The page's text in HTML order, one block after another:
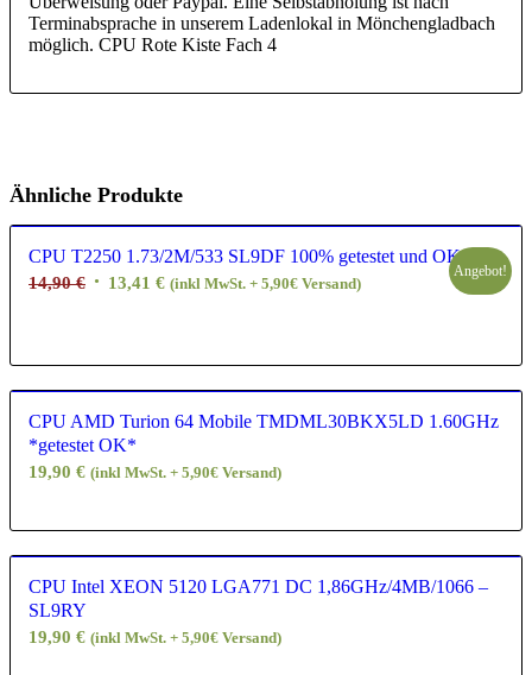
Terminabsprache in unserem Ladenlokal in Mönchengladbach
möglich. CPU Rote Kiste Fach 4
Ähnliche Produkte
CPU T2250 1.73/2M/533 SL9DF 100% getestet und OK
14,90€ Ursprünglicher
14,90 €
13,41 €Aktueller
13,41 €.
(inkl MwSt. + 5,90€ Versand)
Angebot!
CPU AMD Turion 64 Mobile TMDML30BKX5LD 1.60GHz
*getestet OK*
19,90 € (inkl MwSt. + 5,90€ Versand)
CPU Intel XEON 5120 LGA771 DC 1,86GHz/4MB/1066 –
SL9RY
19,90 € (inkl MwSt. + 5,90€ Versand)